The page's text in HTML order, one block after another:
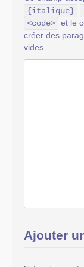
{italique}
<code> et le
créer des
vides.
Ajouter